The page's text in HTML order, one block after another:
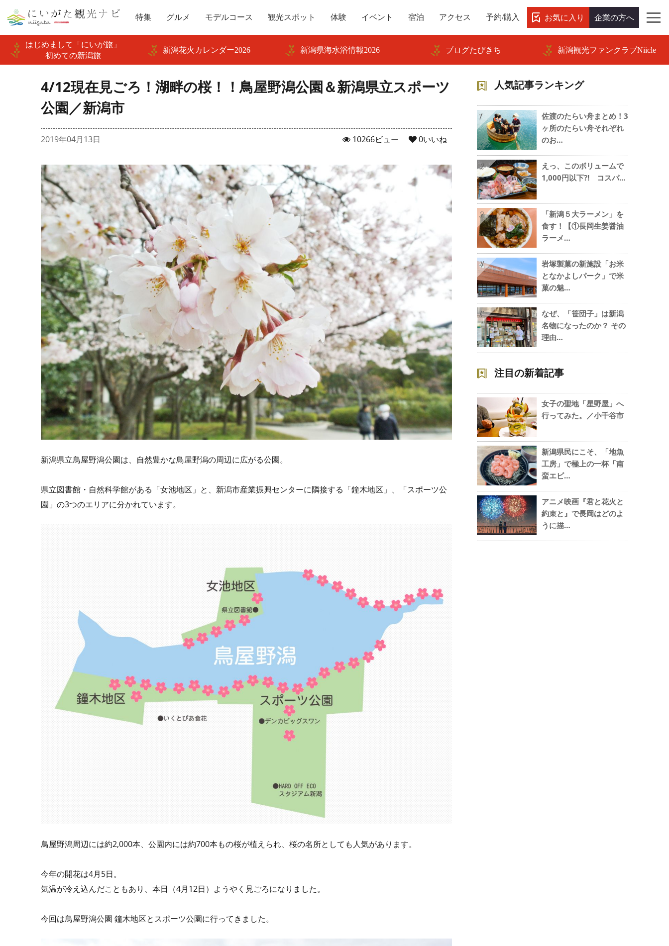
特集 グルメ モデルコース 観光スポット 体験 イベント 宿泊 アクセス 予約/購入 お気に入り 企業の方へ
はじめまして「にいが旅」
初めての新潟旅
新潟花火カレンダー2026 新潟県海水浴情報2026 ブログたびきち 新潟観光ファンクラブNiicle
4/12現在見ごろ！湖畔の桜！！鳥屋野潟公園＆新潟県立スポーツ
公園／新潟市
2019年04月13日 0いいね
10266ビュー
新潟県立鳥屋野潟公園は、自然豊かな鳥屋野潟の周辺に広がる公園。
県立図書館・自然科学館がある「女池地区」と、新潟市産業振興センターに隣接する「鐘木地区」、「スポーツ公
園」の3つのエリアに分かれています。
鳥屋野潟周辺には約2,000本、公園内には約700本もの桜が植えられ、桜の名所としても人気があります。
今年の開花は4月5日。
気温が冷え込んだこともあり、本日（4月12日）ようやく見ごろになりました。
今回は鳥屋野潟公園 鐘木地区とスポーツ公園に行ってきました。
人気記事ランキング
1
佐渡のたらい舟まとめ！3
ヶ所のたらい舟それぞれ
のお…
2
えっ、このボリュームで
1,000円以下?! コスパ…
3
「新潟５大ラーメン」を
食す！【①長岡生姜醤油
ラーメ…
4
岩塚製菓の新施設「お米
となかよしパーク」で米
菓の魅…
5
なぜ、「笹団子」は新潟
名物になったのか？ その
理由…
注目の新着記事
女子の聖地「星野屋」へ
行ってみた。／小千谷市
新潟県民にこそ、「地魚
工房」で極上の一杯「南
蛮エビ…
アニメ映画『君と花火と
約束と』で長岡はどのよ
うに描…